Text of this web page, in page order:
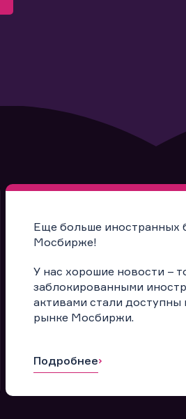
Еще больше иностранных
Мосбирже!
У нас хорошие новости –
заблокированными
активами стали
рынке Мосбиржи.
Подробнее